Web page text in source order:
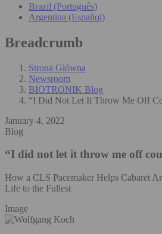
Brazil (Português)
Argentina (Español)
Breadcrumb
Strona Główna
Newsroom
BIOTRONIK Blog
“I Did Not Let It Throw Me Off
January 4, 2022
Blog
“I did not let it throw me off
How a CLS Pacemaker Helps Cabaret
Life to the Fullest
Image